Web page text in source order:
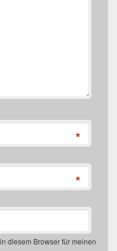
*
*
diesem Browser für meinen